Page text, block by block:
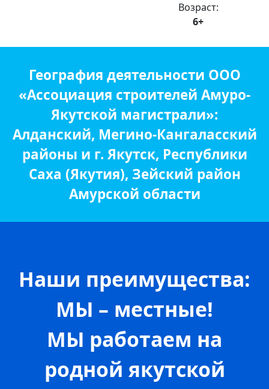
Возраст:
6+
География деятельности ООО
«Ассоциация строителей Амуро-
Якутской магистрали»:
Алданский, Мегино-Кангаласский
районы и г. Якутск, Республики
Саха (Якутия), Зейский район
Амурской области
Наши преимущества:
МЫ – местные!
МЫ работаем на
родной якутской